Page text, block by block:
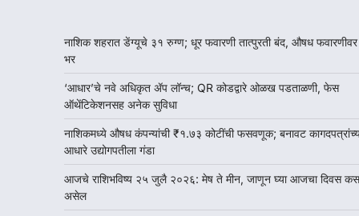
नाशिक शहरात डेंग्यूचे ३१ रुग्ण; धूर फवारणी तात्पुरती बंद, औषध फवारणीवर
भर
‘आधार’चे नवे अधिकृत ॲप लॉन्च; QR कोडद्वारे ओळख पडताळणी, फेस
ऑथेंटिकेशनसह अनेक सुविधा
नाशिकमध्ये औषध कंपन्यांची ₹१.७३ कोटींची फसवणूक; बनावट
आधारे उद्योगपतीला गंडा
आजचे राशिभविष्य २५ जुलै २०२६: मेष ते मीन, जाणून घ्या आजचा दिवस
असेल